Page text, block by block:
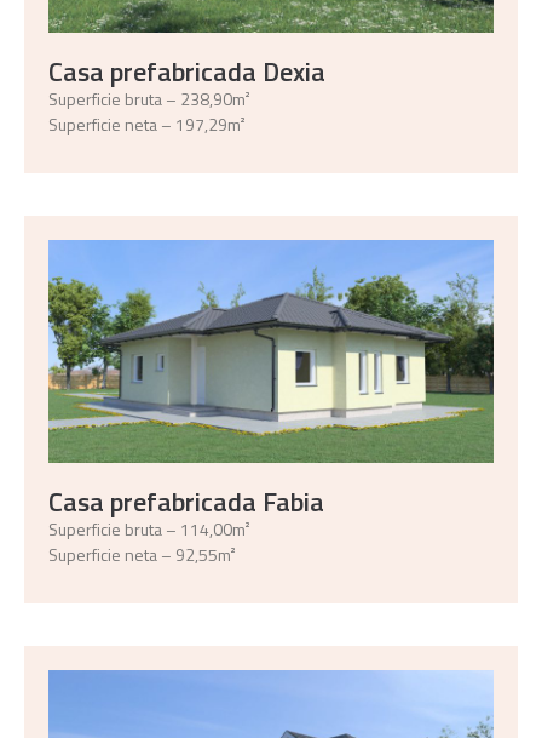
Casa prefabricada Dexia
Superficie bruta – 238,90m²
Superficie neta – 197,29m²
Casa prefabricada Fabia
Superficie bruta – 114,00m²
Superficie neta – 92,55m²